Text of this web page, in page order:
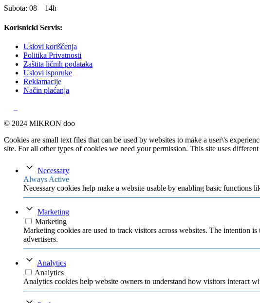
Subota: 08 – 14h
Korisnicki Servis:
Uslovi korišćenja
Politika Privatnosti
Zaštita ličnih podataka
Uslovi isporuke
Reklamacije
Način plaćanja
© 2024 MIKRON doo
Cookies are small text files that can be used by websites to make a user\'s
site. For all other types of cookies we need your permission. This site uses
Necessary
Always Active
Necessary cookies help make a website usable by enabling basic functions
Marketing
Marketing
Marketing cookies are used to track visitors across websites. The intention
advertisers.
Analytics
Analytics
Analytics cookies help website owners to understand how visitors interact